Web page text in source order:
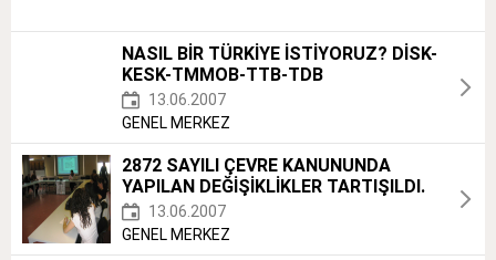
NASIL BİR TÜRKİYE İSTİYORUZ? DİSK-
KESK-TMMOB-TTB-TDB
13.06.2007
GENEL MERKEZ
2872 SAYILI ÇEVRE KANUNUNDA
YAPILAN DEĞİŞİKLİKLER TARTIŞILDI.
13.06.2007
GENEL MERKEZ